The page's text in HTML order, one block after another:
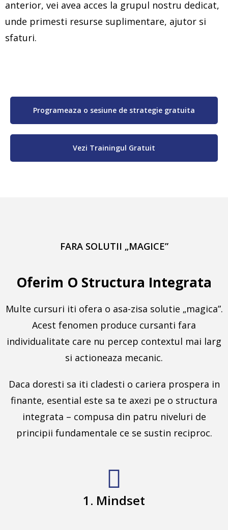
anterior, vei avea acces la grupul nostru dedicat,
unde primesti resurse suplimentare, ajutor si
sfaturi.
Programeaza o sesiune de strategie gratuita
Vezi Trainingul Gratuit
FARA SOLUTII „MAGICE”
Oferim O Structura Integrata
Multe cursuri iti ofera o asa-zisa solutie „magica”.
Acest fenomen produce cursanti fara
individualitate care nu percep contextul mai larg
si actioneaza mecanic.
Daca doresti sa iti cladesti o cariera prospera in
finante, esential este sa te axezi pe o structura
integrata – compusa din patru niveluri de
principii fundamentale ce se sustin reciproc.
1. Mindset